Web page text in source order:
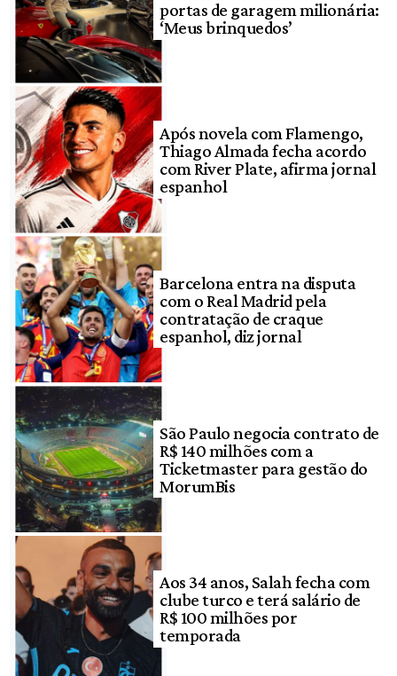
portas de garagem milionária:
‘Meus brinquedos’
Após novela com Flamengo,
Thiago Almada fecha acordo
com River Plate, afirma jornal
espanhol
Barcelona entra na disputa
com o Real Madrid pela
contratação de craque
espanhol, diz jornal
São Paulo negocia contrato de
R$ 140 milhões com a
Ticketmaster para gestão do
MorumBis
Aos 34 anos, Salah fecha com
clube turco e terá salário de
R$ 100 milhões por
temporada